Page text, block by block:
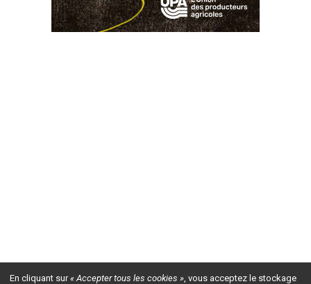
En cliquant sur« Accepter tous les cookies », vous acceptez le stockage